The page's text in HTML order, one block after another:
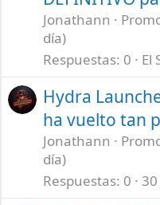
Jonathann
día)
Respuestas 0 El
Hydra
ha vuelto tan
Jonathann
día)
Respuestas 0 30